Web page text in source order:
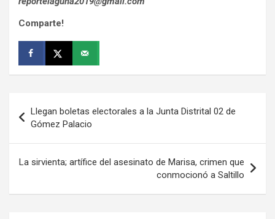
Comparte!
de
entradas
Llegan boletas electorales a la Junta Distrital 02 de
Gómez Palacio
La sirvienta; artífice del asesinato de Marisa, crimen que
conmocionó a Saltillo